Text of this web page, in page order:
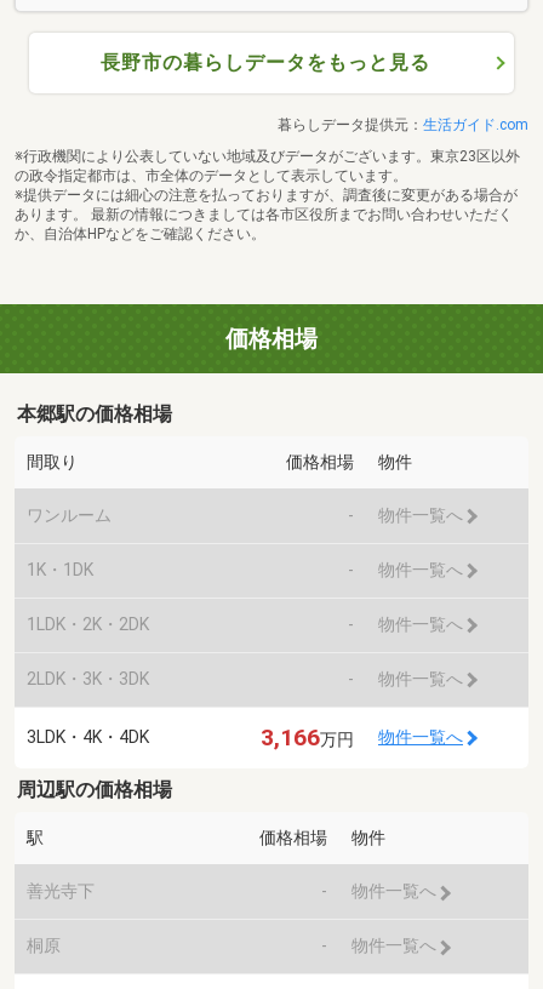
長野市の暮らしデータをもっと見る
暮らしデータ提供元： 生活ガイド.com
※行政機関により公表していない地域及びデータがございます。東京23区以外
の政令指定都市は、市全体のデータとして表示しています。
※提供データには細心の注意を払っておりますが、調査後に変更がある場合が
あります。 最新の情報につきましては各市区役所までお問い合わせいただく
か、自治体HPなどをご確認ください。
価格相場
本郷駅の価格相場
間取り 価格相場 物件
ワンルーム - 物件一覧へ
1K・1DK - 物件一覧へ
1LDK・2K・2DK - 物件一覧へ
2LDK・3K・3DK - 物件一覧へ
3LDK・4K・4DK 3,166万円 物件一覧へ
周辺駅の価格相場
駅 価格相場 物件
善光寺下 - 物件一覧へ
桐原 - 物件一覧へ